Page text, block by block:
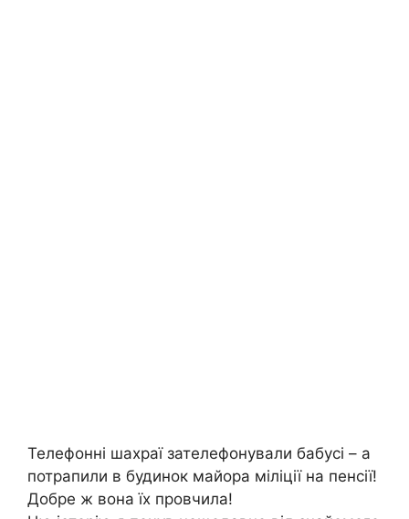
Телефонні шахраї зателефонували бабусі – а
потрапили в будинок майора міліції на пенсії!
Добре ж вона їх провчила!